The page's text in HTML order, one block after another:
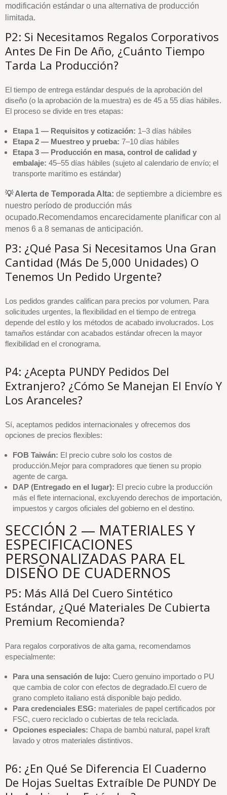
modificación estándar o una alternativa de producción
limitada.
P2: Si Necesitamos Regalos Corporativos
Antes De Fin De Año, ¿cuánto Tiempo
Tarda La Producción?
El tiempo de entrega estándar después de la aprobación del
diseño (o la aprobación de la muestra) es de 45 a 55 días hábiles.
El proceso se divide en tres etapas:
Etapa 1 — Requisitos y cotización: 1–3 días hábiles
Etapa 2 — Muestreo y prueba: 7–10 días hábiles
Etapa 3 — Producción en masa, control de calidad y
embalaje: 45–55 días hábiles (sujeto al calendario de envío; el
transporte marítimo es estándar)
💡 Alerta de Temporada Alta: de septiembre a diciembre es
nuestro período de producción más
ocupado.Recomendamos encarecidamente planificar con al
menos 6 a 8 semanas de anticipación.
P3: ¿Qué Pasa Si Necesitamos Una Gran
Cantidad (más De 5,000 Unidades) O
Tenemos Un Pedido Urgente?
Los pedidos grandes califican para precios por volumen. Para
solicitudes urgentes, la flexibilidad en el tiempo de entrega
depende del estilo y los métodos de acabado involucrados. Los
tamaños estándar con acabados estándar ofrecen la mayor
flexibilidad en el cronograma.
P4: ¿Acepta PUNDY Pedidos Del
Extranjero? ¿Cómo Se Manejan El Envío Y
Los Aranceles?
Sí, aceptamos pedidos internacionales y ofrecemos dos
opciones de precios flexibles:
FOB Taiwán: El precio cubre solo los costos de
producción.Mejor para compradores que tienen su propio
agente de carga.
DAP (Entregado en el lugar): El precio cubre la producción
más el flete internacional, excluyendo derechos de importación,
impuestos y cargos oficiales del gobierno en el destino.
SECCIÓN 2 — MATERIALES Y
ESPECIFICACIONES
PERSONALIZADAS PARA EL
DISEÑO DE CUADERNOS
P5: Más Allá Del Cuero Sintético
Estándar, ¿qué Materiales De Cubierta
Premium Recomienda?
Para regalos corporativos de alta gama, recomendamos
especialmente:
Para una sensación de lujo: Cuero genuino importado o PU
que cambia de color con efectos de degradado.El cuero de
grano completo italiano está disponible bajo pedido.
Para credenciales ESG: materiales de papel certificados por
FSC, cuero reciclado o cubiertas de tela reciclada.
Opciones especiales: Chapa de bambú natural, papel kraft
lavado y otros materiales distintivos.
P6: ¿En Qué Se Diferencia El Cuaderno
De Hojas Sueltas Extraíble De PUNDY De